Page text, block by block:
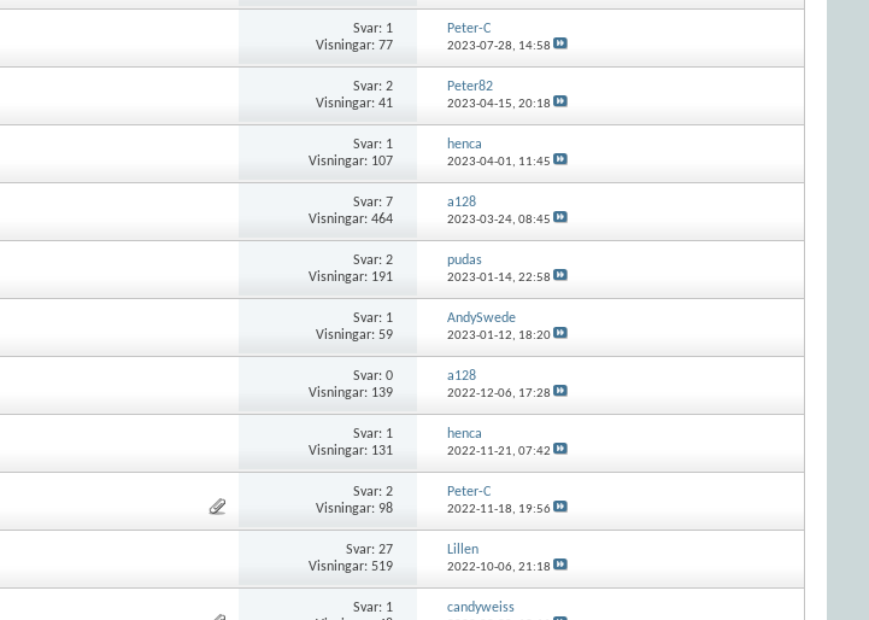
Svar: 1
Visningar: 77
Peter-C
2023-07-28, 14:58
Svar:2
Visningar: 41
Peter82
2023-04-15, 20:18
Svar: 1
Visningar: 107
henca
2023-04-01, 11:45
Svar:7
Visningar: 464
a128
2023-03-24, 08:45
Svar:2
Visningar: 191
pudas
2023-01-14, 22:58
Svar: 1
Visningar: 59
AndySwede
2023-01-12, 18:20
Svar:0
Visningar: 139
a128
2022-12-06, 17:28
Svar: 1
Visningar: 131
henca
2022-11-21, 07:42
Svar:2
Visningar: 98
Peter-C
2022-11-18, 19:56
Svar:27
Visningar: 519
Lillen
2022-10-06, 21:18
Svar: 1
candyweiss